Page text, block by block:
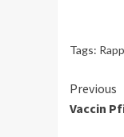
Tags:
Previous
Vaccin